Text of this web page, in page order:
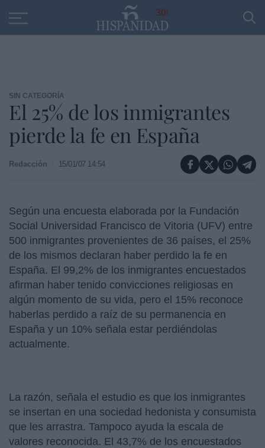
30
SIN CATEGORÍA
El 25% de los inmigrantes
pierde la fe en España
Redacción 15/01/07 14:54
Según una encuesta elaborada por la Fundación
Social Universidad Francisco de Vitoria (UFV) entre
500 inmigrantes provenientes de 36 países, el 25%
de los mismos declaran haber perdido la fe en
España. El 99,2% de los inmigrantes encuestados
afirman haber tenido convicciones religiosas en
algún momento de su vida, pero el 15% reconoce
haberlas perdido a raíz de su permanencia en
España y un 10% señala estar perdiéndolas
actualmente.
La razón, señala el estudio es que los inmigrantes
se insertan en una sociedad hedonista y consumista
que les arrastra. Tampoco ayuda la escala de
valores reconocida. El 43,7% de los encuestados